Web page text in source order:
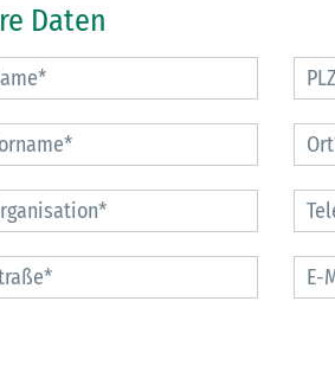
Daten